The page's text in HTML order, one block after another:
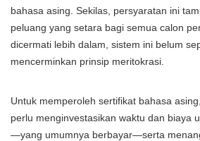
bahasa asing. Sekilas, persyaratan ini
peluang yang setara bagi semua calon
dicermati lebih dalam, sistem ini belum
mencerminkan prinsip meritokrasi.
Untuk memperoleh sertifikat bahasa
perlu menginvestasikan waktu dan biaya
—yang umumnya berbayar—serta